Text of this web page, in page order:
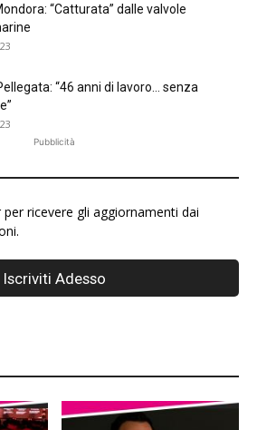
“Catturata” dalle valvole
“46 anni di lavoro… senza
Pubblicità
ricevere gli aggiornamenti dai